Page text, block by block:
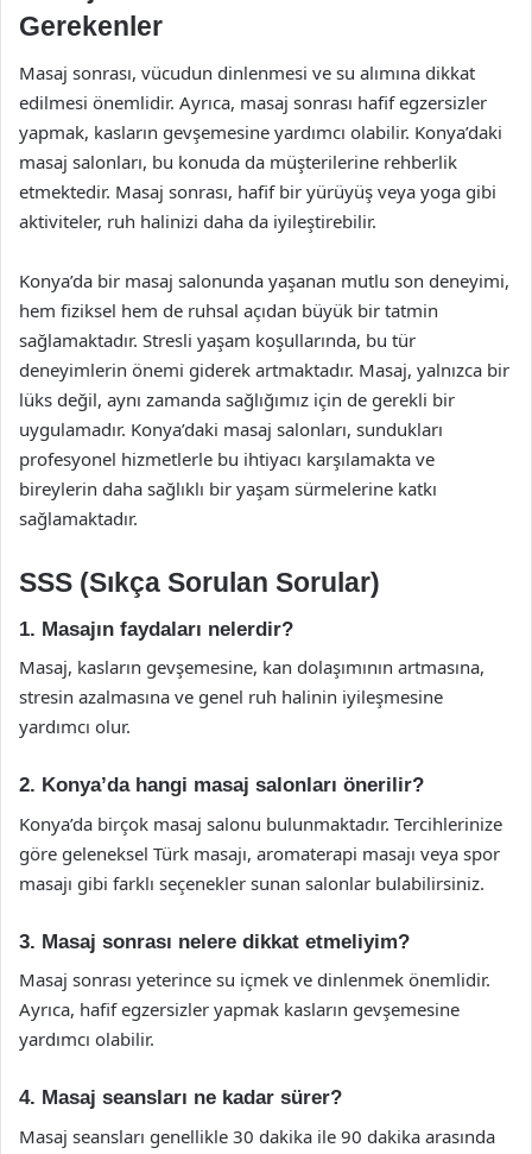
Gerekenler
Masaj sonrası, vücudun dinlenmesi ve su alımına dikkat
edilmesi önemlidir. Ayrıca, masaj sonrası hafif egzersizler
yapmak, kasların gevşemesine yardımcı olabilir. Konya’daki
masaj salonları, bu konuda da müşterilerine rehberlik
etmektedir. Masaj sonrası, hafif bir yürüyüş veya yoga gibi
aktiviteler, ruh halinizi daha da iyileştirebilir.
Konya’da bir masaj salonunda yaşanan mutlu son deneyimi,
hem fiziksel hem de ruhsal açıdan büyük bir tatmin
sağlamaktadır. Stresli yaşam koşullarında, bu tür
deneyimlerin önemi giderek artmaktadır. Masaj, yalnızca bir
lüks değil, aynı zamanda sağlığımız için de gerekli bir
uygulamadır. Konya’daki masaj salonları, sundukları
profesyonel hizmetlerle bu ihtiyacı karşılamakta ve
bireylerin daha sağlıklı bir yaşam sürmelerine katkı
sağlamaktadır.
SSS (Sıkça Sorulan Sorular)
1. Masajın faydaları nelerdir?
Masaj, kasların gevşemesine, kan dolaşımının artmasına,
stresin azalmasına ve genel ruh halinin iyileşmesine
yardımcı olur.
2. Konya’da hangi masaj salonları önerilir?
Konya’da birçok masaj salonu bulunmaktadır. Tercihlerinize
göre geleneksel Türk masajı, aromaterapi masajı veya spor
masajı gibi farklı seçenekler sunan salonlar bulabilirsiniz.
3. Masaj sonrası nelere dikkat etmeliyim?
Masaj sonrası yeterince su içmek ve dinlenmek önemlidir.
Ayrıca, hafif egzersizler yapmak kasların gevşemesine
yardımcı olabilir.
4. Masaj seansları ne kadar sürer?
Masaj seansları genellikle 30 dakika ile 90 dakika arasında